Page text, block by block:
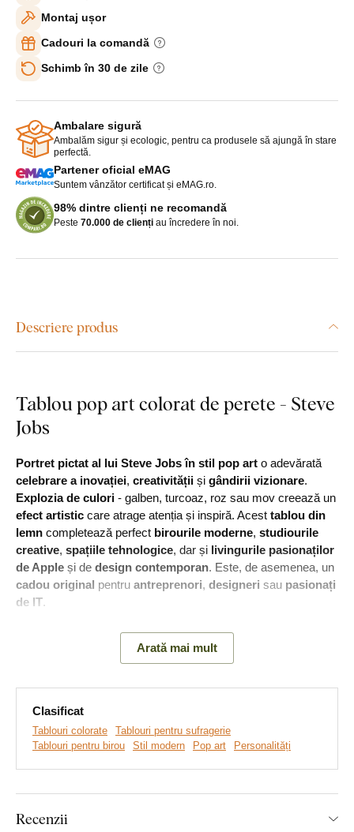
Montaj ușor
Cadouri la comandă
Schimb în 30 de zile
Ambalare sigură
Ambalăm sigur și ecologic, pentru ca produsele să ajungă în stare
perfectă.
Partener oficial eMAG
Suntem vânzător certificat și eMAG.ro.
98% dintre clienți ne recomandă
Peste 70.000 de clienți au încredere în noi.
Descriere produs
Tablou pop art colorat de perete - Steve
Jobs
Portret pictat al lui Steve Jobs în stil pop art o adevărată
celebrare a inovației, creativității și gândirii vizionare.
Explozia de culori - galben, turcoaz, roz sau mov creează un
efect artistic care atrage atenția și inspiră. Acest tablou din
lemn completează perfect birourile moderne, studiourile
creative, spațiile tehnologice, dar și livingurile pasionaților
de Apple și de design contemporan. Este, de asemenea, un
cadou original pentru antreprenori, designeri sau pasionați
de IT.
de a gândi diferit, de a depăși limitele și de a combina
Arată mai mult
Clasificat
Tablouri colorate
Tablouri pentru sufragerie
Tablouri pentru birou
Stil modern Pop art Personalități
Recenzii